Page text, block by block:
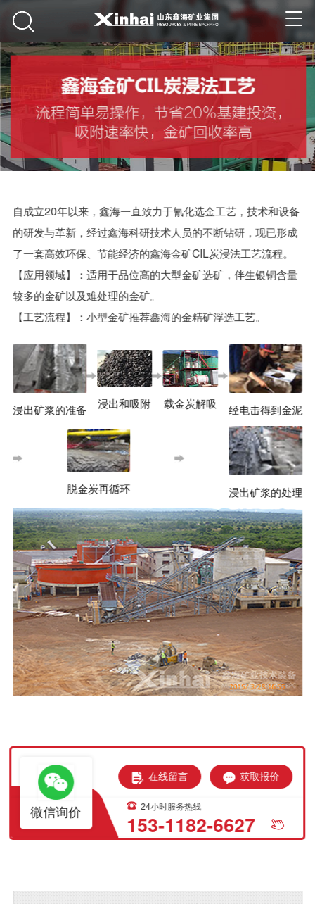
自成立20年以来，鑫海一直致力于氰化选金工艺，技术和设备
的研发与革新，经过鑫海科研技术人员的不断钻研，现已形成
了一套高效环保、节能经济的鑫海金矿CIL炭浸法工艺流程。
【应用领域】：适用于品位高的大型金矿选矿，伴生银铜含量
较多的金矿以及难处理的金矿。
【工艺流程】：小型金矿推荐鑫海的金精矿浮选工艺。
浸出矿浆的准备 浸出和吸附 载金炭解吸 经电击得到金泥
脱金炭再循环 浸出矿浆的处理
微信询价
在线留言 获取报价
24小时服务热线
153-1182-6627